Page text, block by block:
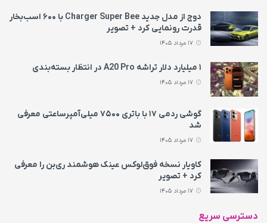
دوج از مدل جدید Charger Super Bee با ۶۰۰ اسب‌بخار
قدرت رونمایی کرد + تصویر
۱ میلیارد دلار تراشه A20 Pro در انتظار بسته‌بندی
گوشی ردمی ۱۷ با باتری ۷۵۰۰ میلی‌آمپرساعتی معرفی
شد
کاویار نسخه فوق‌لوکس عینک هوشمند ری‌بن را معرفی
کرد + تصویر
دسترسی سریع